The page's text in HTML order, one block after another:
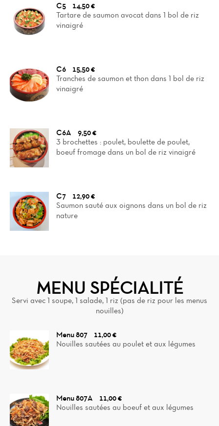
C5
14,50 €
Tartare de saumon avocat dans 1 bol de riz
vinaigré
C6
15,50 €
Tranches de saumon et thon dans 1 bol de riz
vinaigré
C6A
9,50 €
3 brochettes : poulet, boulette de poulet,
boeuf fromage dans un bol de riz vinaigré
C7
12,90 €
Saumon sauté aux oignons dans un bol de riz
nature
MENU SPÉCIALITÉ
Servi avec 1 soupe, 1 salade, 1 riz (pas de riz pour les menus
nouilles)
Menu 807
11,00 €
Nouilles sautées au poulet et aux légumes
Menu 807A
11,00 €
Nouilles sautées au boeuf et aux légumes